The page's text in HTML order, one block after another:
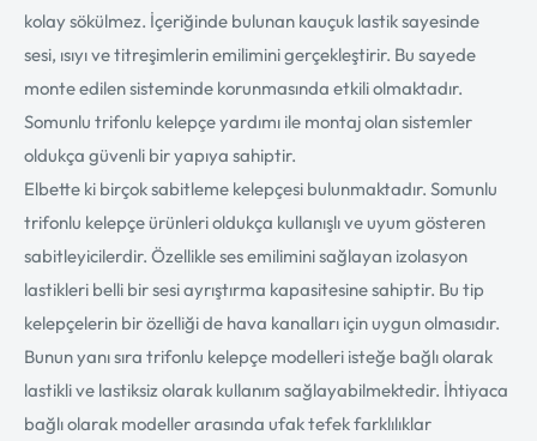
kolay sökülmez. İçeriğinde bulunan kauçuk lastik sayesinde
sesi, ısıyı ve titreşimlerin emilimini gerçekleştirir. Bu sayede
monte edilen sisteminde korunmasında etkili olmaktadır.
Somunlu trifonlu kelepçe yardımı ile montaj olan sistemler
oldukça güvenli bir yapıya sahiptir.
Elbette ki birçok sabitleme kelepçesi bulunmaktadır. Somunlu
trifonlu kelepçe ürünleri oldukça kullanışlı ve uyum gösteren
sabitleyicilerdir. Özellikle ses emilimini sağlayan izolasyon
lastikleri belli bir sesi ayrıştırma kapasitesine sahiptir. Bu tip
kelepçelerin bir özelliği de hava kanalları için uygun olmasıdır.
Bunun yanı sıra trifonlu kelepçe modelleri isteğe bağlı olarak
lastikli ve lastiksiz olarak kullanım sağlayabilmektedir. İhtiyaca
bağlı olarak modeller arasında ufak tefek farklılıklar